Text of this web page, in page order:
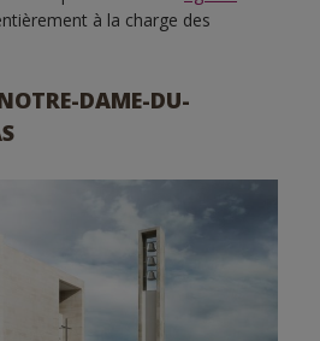
à la charge des
DAME-DU-